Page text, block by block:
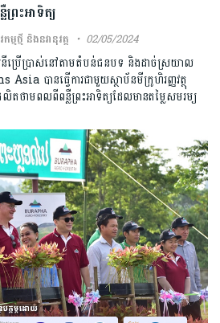
ព្រះអាទិត្យ
ម្មថ្មី និងនវានុវត្ត 02/05/2024
នីប្រើប្រាស់នៅតាមតំបន់ជនបទ និងដាច់ស្រយាល
បានធ្វើការជាមួយស្ថាប័នមីក្រូហិរញ្ញវត្ថុ
ថាមពលពីពន្លឺព្រះអាទិត្យដែលមានតម្លៃសមរម្យ